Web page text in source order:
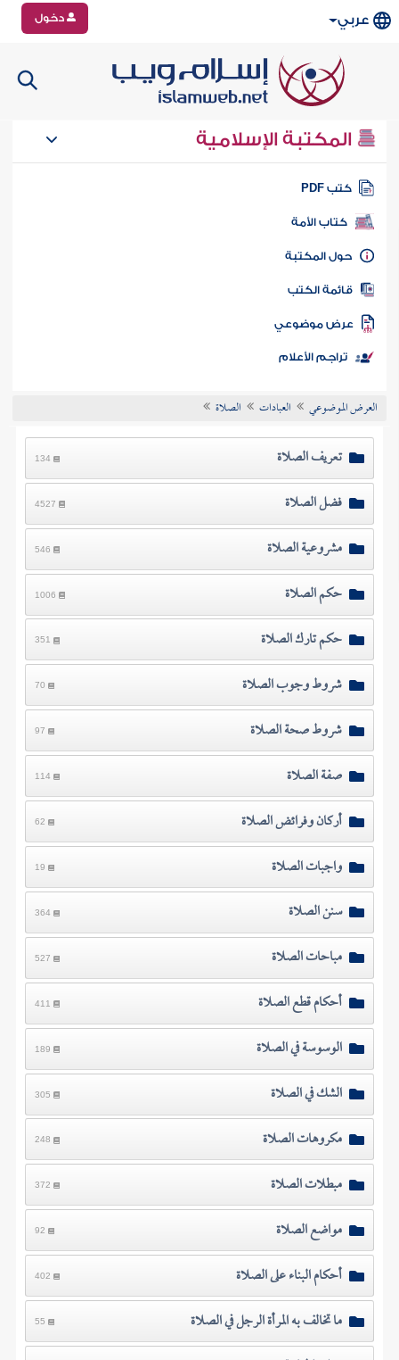
عربي دخول
المكتبة الإسلامية
كتب PDF
كتاب الأمة
المكتبة
الكتب
موضوعي
تراجم الأعلام
العرض الموضوعي العبادات الصلاة
تعريف الصلاة 134
فضل الصلاة 4527
مشروعية الصلاة 546
حكم الصلاة 1006
حكم تارك الصلاة 351
شروط وجوب الصلاة 70
شروط صحة الصلاة 97
صفة الصلاة 114
أركان وفرائض الصلاة 62
واجبات الصلاة 19
سنن الصلاة 364
مباحات الصلاة 527
أحكام قطع الصلاة 411
الوسوسة في الصلاة 189
الشك في الصلاة 305
مكروهات الصلاة 248
مبطلات الصلاة 372
مواضع الصلاة 92
أحكام البناء على الصلاة 402
ما تخالف به المرأة الرجل في الصلاة 55